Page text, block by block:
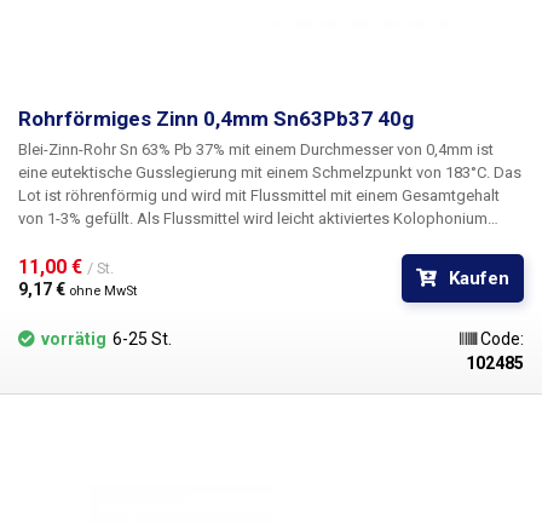
Rohrförmiges Zinn 0,4mm Sn63Pb37 40g
Blei-Zinn-Rohr Sn 63% Pb 37% mit einem Durchmesser von 0,4mm ist
eine eutektische Gusslegierung mit einem Schmelzpunkt von 183°C. Das
Lot ist röhrenförmig und wird mit Flussmittel mit einem Gesamtgehalt
von 1-3% gefüllt. Als Flussmittel wird leicht aktiviertes Kolophonium
Punkt) gemischtes Lot zeichnet sich durch die günstigsten
Eigenschaften für den Einsatz in der Elektrotechnik aus - d.h. eine
Festigkeit nach der Kristallisation. Auf einer Spule verpackt. Gewicht der
11,00 € / St.
9,17 € ohne MwSt
Kaufen
vorrätig 6-25 St.
Code:
102485